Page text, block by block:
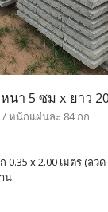
นา 5 ซม x ยาว
/ หนักแผ่นละ 84 กก
x 2.00 เมตร (ลว
น